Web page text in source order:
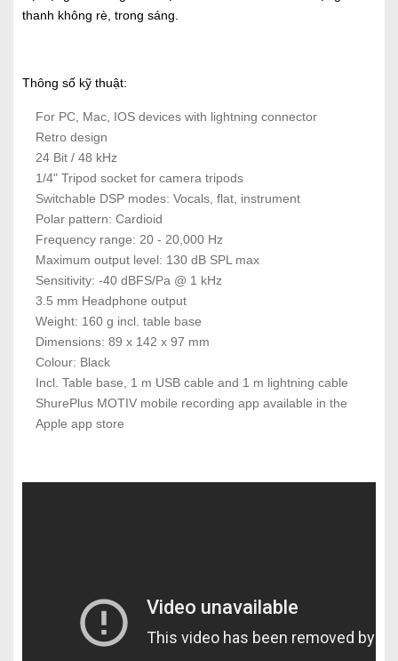
thanh không rè, trong sáng.
Thông số kỹ thuật:
For PC, Mac, IOS devices with lightning connector
Retro design
24 Bit / 48 kHz
1/4" Tripod socket for camera tripods
Switchable DSP modes: Vocals, flat, instrument
Polar pattern: Cardioid
Frequency range: 20 - 20,000 Hz
Maximum output level: 130 dB SPL max
Sensitivity: -40 dBFS/Pa @ 1 kHz
3.5 mm Headphone output
Weight: 160 g incl. table base
Dimensions: 89 x 142 x 97 mm
Colour: Black
Incl. Table base, 1 m USB cable and 1 m lightning cable
ShurePlus MOTIV mobile recording app available in the
Apple app store